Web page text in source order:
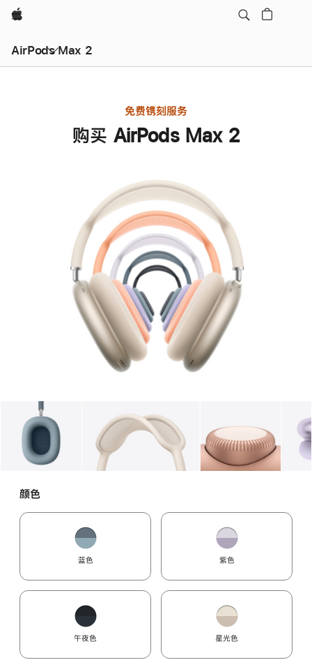
Apple
AirPods Max 2
免费镌刻服务
购买 AirPods Max 2
图库 1 图库 图像 图库 图像
颜色
蓝色 紫色
午夜色 星光色